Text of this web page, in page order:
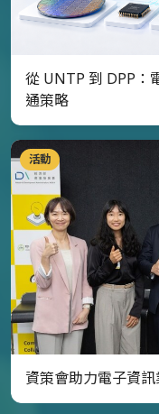
從 UNTP 到 DPP：
通策略
活動
資策會助力電子資